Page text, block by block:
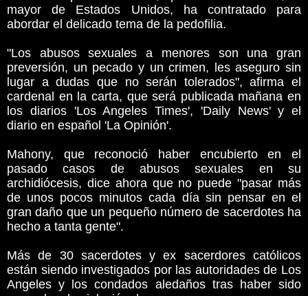
mayor de Estados Unidos, ha contratado para
abordar el delicado tema de la pedofilia.
"Los abusos sexuales a menores son una gran
preversión, un pecado y un crimen, les aseguro sin
lugar a dudas que no serán tolerados", afirma el
cardenal en la carta, que será publicada mañana en
los diarios 'Los Angeles Times', 'Daily News' y el
diario en español 'La Opinión'.
Mahony, que reconoció haber encubierto en el
pasado casos de abusos sexuales en su
archidiócesis, dice ahora que no puede "pasar más
de unos pocos minutos cada día sin pensar en el
gran daño que un pequeño número de sacerdotes ha
hecho a tanta gente".
Más de 30 sacerdotes y ex sacerdores católicos
están siendo investigados por las autoridades de Los
Angeles y los condados aledaños tras haber sido